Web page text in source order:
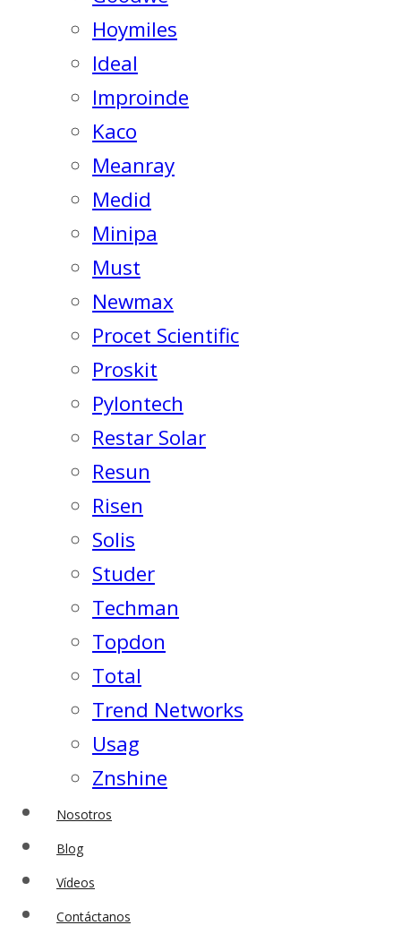
Hoymiles
Ideal
Improinde
Kaco
Meanray
Medid
Minipa
Must
Newmax
Procet Scientific
Proskit
Pylontech
Restar Solar
Resun
Risen
Solis
Studer
Techman
Topdon
Total
Trend Networks
Usag
Znshine
Nosotros
Blog
Vídeos
Contáctanos